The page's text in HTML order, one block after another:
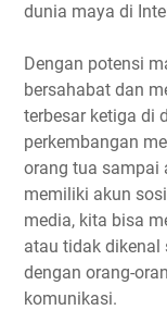
dunia maya di
Dengan potensi
bersahabat dan
terbesar ketiga di
perkembangan
orang tua sampai
memiliki akun
media, kita bisa
atau tidak dikenal
dengan orang-
komunikasi.